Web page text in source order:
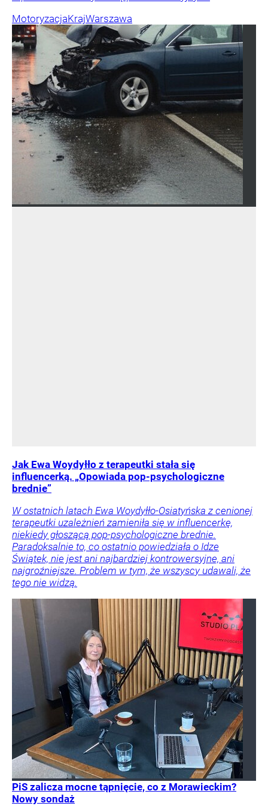
MotoryzacjaKrajWarszawa
Jak Ewa Woydyłło z terapeutki stała się
influencerką. „Opowiada pop-psychologiczne
brednie”
W ostatnich latach Ewa Woydyłło-Osiatyńska z cenionej
terapeutki uzależnień zamieniła się w influencerkę,
niekiedy głoszącą pop-psychologiczne brednie.
Paradoksalnie to, co ostatnio powiedziała o Idze
Świątek, nie jest ani najbardziej kontrowersyjne, ani
najgroźniejsze. Problem w tym, że wszyscy udawali, że
tego nie widzą.
PiS zalicza mocne tąpnięcie, co z Morawieckim?
Nowy sondaż